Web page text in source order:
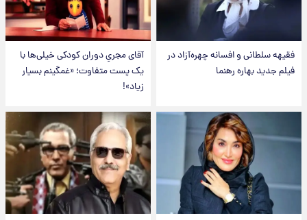
فقیهه سلطانی و افسانه چهره‌آزاد در
فیلم جدید بهاره رهنما
آقای مجریِ دوران کودکی خیلی‌ها با
یک پست متفاوت؛ «غمگینم بسیار
زیاد»!